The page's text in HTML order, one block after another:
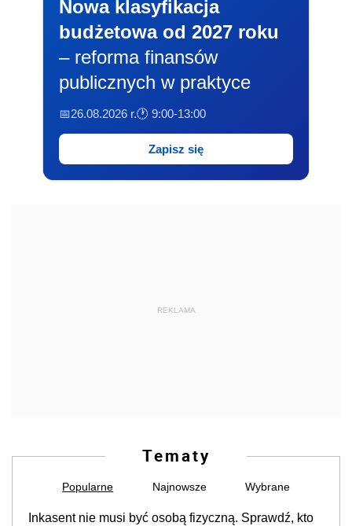
Nowa klasyfikacja
budżetowa od 2027 roku
– reforma finansów
publicznych w praktyce
📅26.08.2026 r.🕐 9:00-13:00
Zapisz się
REKLAMA
Tematy
Popularne Najnowsze Wybrane
Inkasent nie musi być osobą fizyczną. Sprawdź, kto